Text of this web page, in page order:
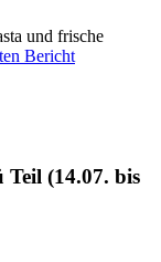
und frische
Bericht
Teil (14.07. bis